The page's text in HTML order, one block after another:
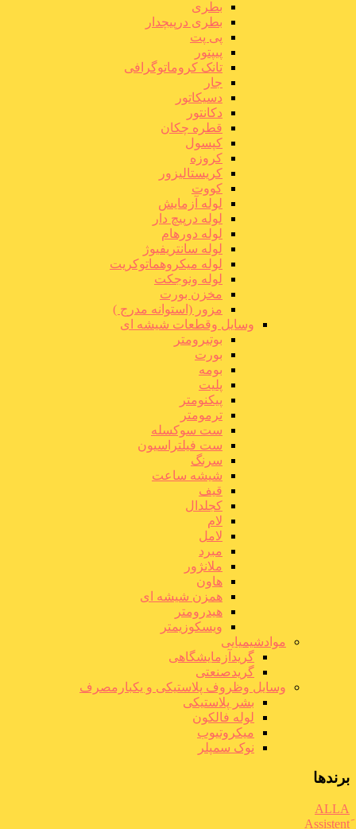
بطری
بطری درپیچدار
پی پت
پیپتور
تانک کروماتوگرافی
جار
دسیکاتور
دکانتور
قطره چکان
کپسول
کروزه
کریستالیزور
کووت
لوله آزمایش
لوله درپیچ دار
لوله دورهام
لوله سانتریفیوژ
لوله میکروهماتوکریت
لوله ونوجکت
مخزن بورت
مزور (استوانه مدرج )
وسایل وقطعات شیشه ای
بوتیرومتر
بورت
بومه
پلیت
پیکنومتر
ترمومتر
ست سوکسله
ست فیلتراسیون
سرنگ
شیشه ساعت
قیف
کجلدال
لام
لامل
مبرد
ملانژور
هاون
همزن شیشه ای
هیدرومتر
ویسکوزیمتر
موادشیمیایی
گریدآزمایشگاهی
گریدصنعتی
وسایل وظروف پلاستیکی و یکبارمصرف
بشر پلاستیکی
لوله فالکون
میکروتیوب
نوک سمپلر
برندها
ALLA